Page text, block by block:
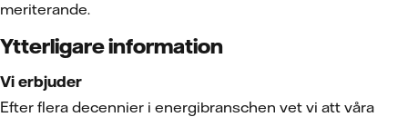
meriterande.
Ytterligare information
Vi erbjuder
Efter flera decennier i energibranschen vet vi att våra